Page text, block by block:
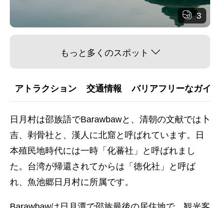
3
もっと多くのスポット
アトラクション 交通情報 バリアフリーなガイ
日月村は邵族語でBarawbawと、清朝の文献では卜
吉、剥骨社と、漢人に北窟と呼ばれています。日
本殖民地時代には一時「化蕃社」と呼ばれまし
た。台湾が帰還されてからは「徳化社」と呼ば
れ、魚池郷日月村に所属です。